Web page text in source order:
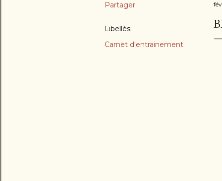
Partager
Libellés
Carnet d'entrainement